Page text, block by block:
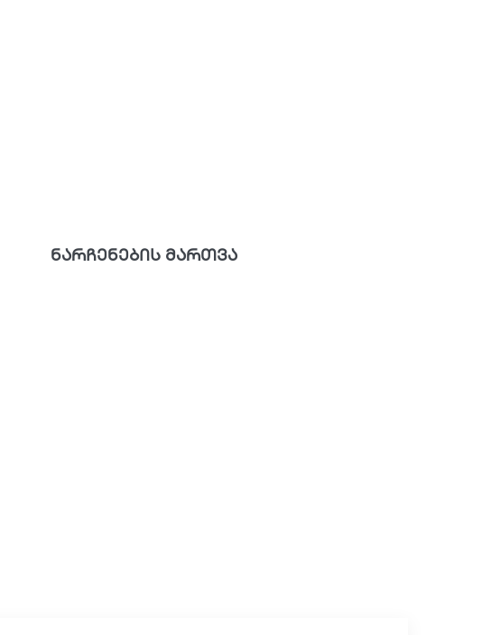
ნარჩენების მართვა